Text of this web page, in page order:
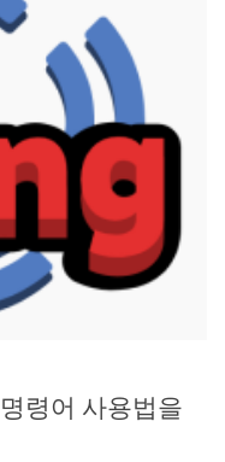
령어 사용법을